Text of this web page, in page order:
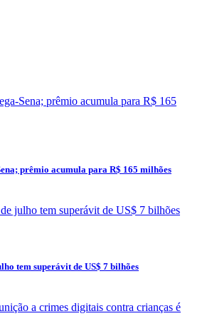
prêmio acumula para R$ 165 milhões
tem superávit de US$ 7 bilhões